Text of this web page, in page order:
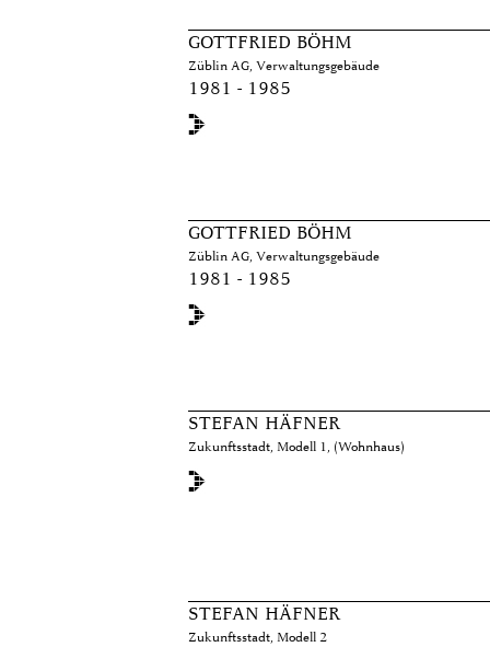
GOTTFRIED BÖHM
Züblin AG, Verwaltungsgebäude
1981 - 1985
GOTTFRIED BÖHM
Züblin AG, Verwaltungsgebäude
1981 - 1985
STEFAN HÄFNER
Zukunftsstadt, Modell 1, (Wohnhaus)
STEFAN HÄFNER
Zukunftsstadt, Modell 2